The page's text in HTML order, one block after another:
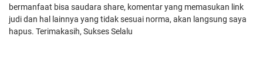
bermanfaat bisa saudara share, komentar yang memasukan link
judi dan hal lainnya yang tidak sesuai norma, akan langsung saya
hapus. Terimakasih, Sukses Selalu